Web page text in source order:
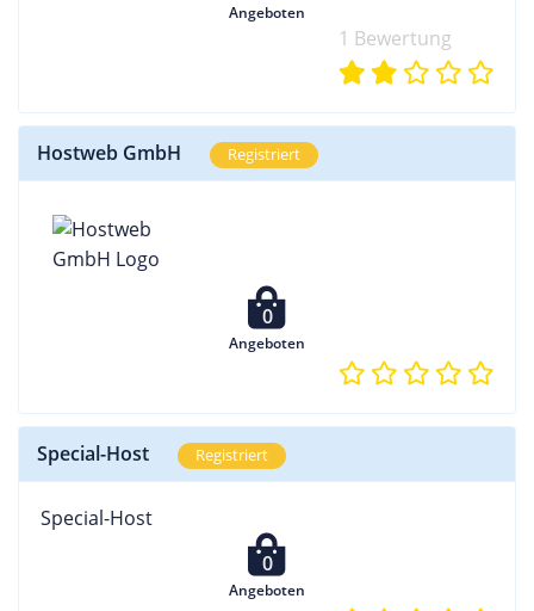
Angeboten
1 Bewertung
Hostweb GmbH Registriert
0
Angeboten
Special-Host Registriert
Special-Host
0
Angeboten